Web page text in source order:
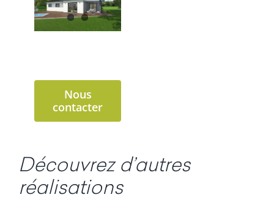
Nous
contacter
Découvrez d’autres
réalisations